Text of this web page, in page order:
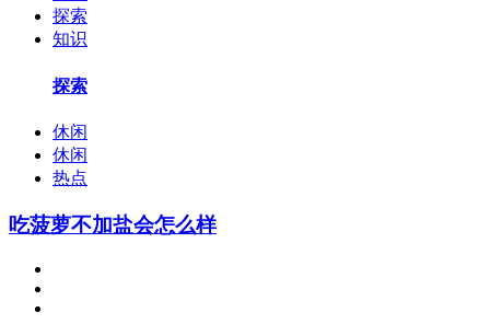
探索
知识
探索
休闲
休闲
热点
吃菠萝不加盐会怎么样